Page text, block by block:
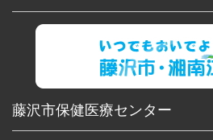
藤沢市保健医療センター